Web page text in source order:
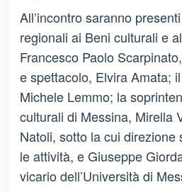
All’incontro saranno
regionali ai Beni culturali e
Francesco Paolo
e spettacolo, Elvira Amata;
Michele Lemmo; la
culturali di Messina, Mirella
Natoli, sotto la cui direzione
le attività, e Giuseppe
vicario dell’Università di